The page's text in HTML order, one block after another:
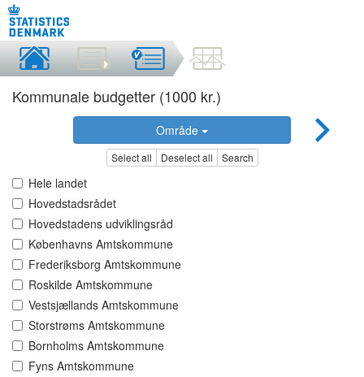
Kommunale budgetter (1000 kr.)
Område
Select all Deselect all Search
Hele landet
Hovedstadsrådet
Hovedstadens udviklingsråd
Københavns Amtskommune
Frederiksborg Amtskommune
Roskilde Amtskommune
Vestsjællands Amtskommune
Storstrøms Amtskommune
Bornholms Amtskommune
Fyns Amtskommune